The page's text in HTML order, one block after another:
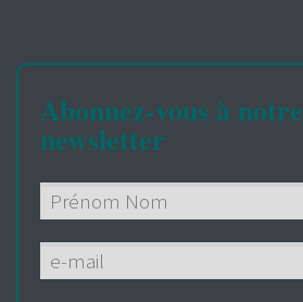
Abonnez-vous à notre
newsletter